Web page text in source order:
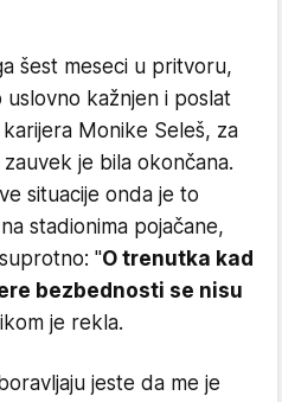
šest meseci u pritvoru,
kažnjen i poslat
Monike Seleš, za
je bila okončana.
situacije onda je to
stadionima pojačane,
"O trenutka kad
bezbednosti se nisu
je rekla.
jeste da me je